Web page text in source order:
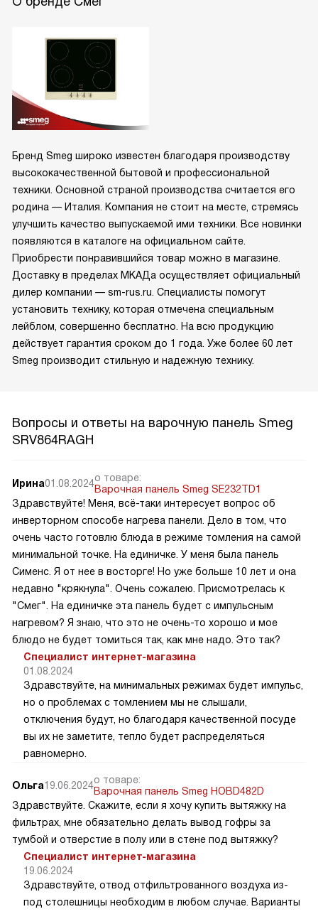
Бренд Smeg широко известен благодаря производству
высококачественной бытовой и профессиональной
техники. Основной страной производства считается его
родина — Италия. Компания не стоит на месте, стремясь
улучшить качество выпускаемой ими техники. Все новинки
появляются в каталоге на официальном сайте.
Приобрести понравившийся товар можно в магазине.
Доставку в пределах МКАДа осуществляет официальный
дилер компании — sm-rus.ru. Специалисты помогут
установить технику, которая отмечена специальным
лейблом, совершенно бесплатно. На всю продукцию
действует гарантия сроком до 1 года. Уже более 60 лет
Smeg производит стильную и надежную технику.
Вопросы и ответы на варочную панель Smeg
SRV864RAGH
Ирина01.08.2024о товаре:
Варочная панель Smeg SE232TD1
Здравствуйте! Меня, всё-таки интересует вопрос об
инверторном способе нагрева панели. Дело в том, что
очень часто готовлю блюда в режиме томления на самой
минимальной точке. На единичке. У меня была панель
Сименс. Я от нее в восторге! Но уже больше 10 лет и она
недавно "крякнула". Очень сожалею. Присмотрелась к
"Смег". На единичке эта панель будет с импульсным
нагревом? Я знаю, что это не очень-то хорошо и мое
блюдо не будет томиться так, как мне надо. Это так?
Специалист интернет-магазина
01.08.2024
Здравствуйте, на минимальных режимах будет импульс,
но о проблемах с томлением мы не слышали,
отключения будут, но благодаря качественной посуде
вы их не заметите, тепло будет распределяться
равномерно.
Ольга19.06.2024о товаре:
Варочная панель Smeg HOBD482D
Здравствуйте. Скажите, если я хочу купить вытяжку на
фильтрах, мне обязательно делать вывод гофры за
тумбой и отверстие в полу или в стене под вытяжку?
Специалист интернет-магазина
19.06.2024
Здравствуйте, отвод отфильтрованного воздуха из-
под столешницы необходим в любом случае. Варианты